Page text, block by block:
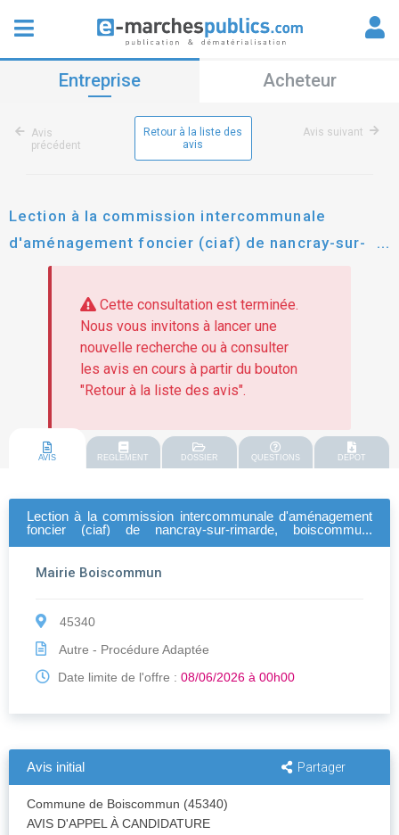
Entreprise Acheteur
Avis
précédent
Retour à la liste des
avis
Avis suivant
Lection à la commission intercommunale
d'aménagement foncier (ciaf) de nancray-sur-
rimarde, boiscommun, courcelles le roi
Cette consultation est terminée.
Nous vous invitons à lancer une
nouvelle recherche ou à consulter
les avis en cours à partir du bouton
"Retour à la liste des avis".
AVIS REGLEMENT DOSSIER QUESTIONS DEPOT
Lection à la commission intercommunale d'aménagement
foncier (ciaf) de nancray-sur-rimarde, boiscommun,
Mairie Boiscommun
45340
Autre - Procédure Adaptée
Date limite de l'offre : 08/06/2026 à 00h00
Avis initial Partager
Commune de Boiscommun (45340)
AVIS D'APPEL À CANDIDATURE